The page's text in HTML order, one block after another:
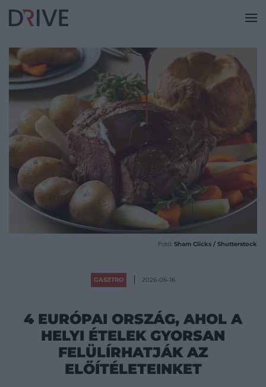
Fotó: Sham Clicks / Shutterstock
GASZTRO 2026-06-16
4 EURÓPAI ORSZÁG, AHOL A
HELYI ÉTELEK GYORSAN
FELÜLÍRHATJÁK AZ
ELŐÍTÉLETEINKET